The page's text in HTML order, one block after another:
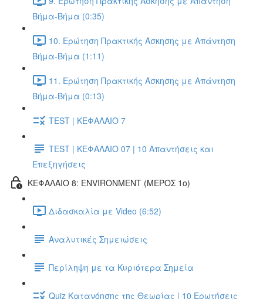
Βήμα-Βήμα (0:35)
10. Ερώτηση Πρακτικής Άσκησης με Απάντηση
Βήμα-Βήμα (1:11)
11. Ερώτηση Πρακτικής Άσκησης με Απάντηση
Βήμα-Βήμα (0:13)
TEST | ΚΕΦΑΛΑΙΟ 7
TEST | ΚΕΦΑΛΑΙΟ 07 | 10 Απαντήσεις και
Επεξηγήσεις
ΚΕΦΑΛΑΙΟ 8: ENVIRONMENT (ΜΕΡΟΣ 1o)
Διδασκαλία με Video (6:52)
Αναλυτικές Σημειώσεις
Περίληψη με τα Κυριότερα Σημεία
Quiz Κατανόησης της Θεωρίας | 10 Ερωτήσεις